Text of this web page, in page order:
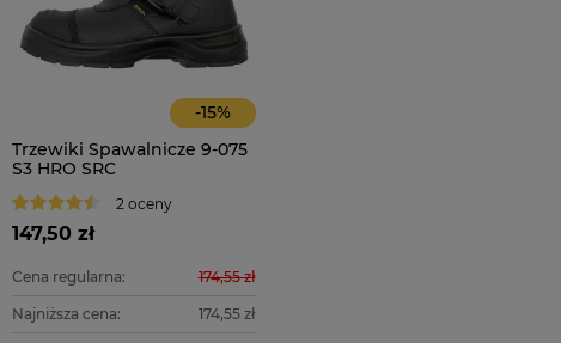
-15%
Trzewiki Spawalnicze 9-075
S3 HRO SRC
2 oceny
147,50 zł
Cena regularna: 174,55 zł
Najniższa cena: 174,55 zł